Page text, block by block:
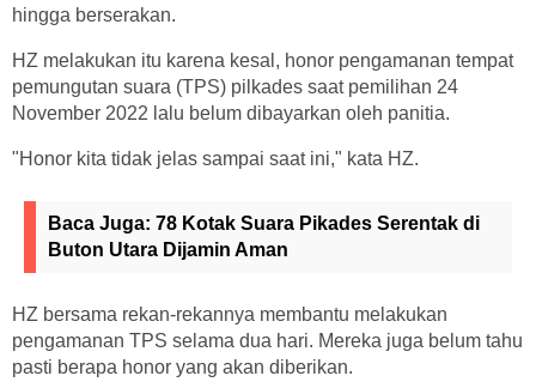
hingga berserakan.
HZ melakukan itu karena kesal, honor pengamanan tempat
pemungutan suara (TPS) pilkades saat pemilihan 24
November 2022 lalu belum dibayarkan oleh panitia.
"Honor kita tidak jelas sampai saat ini," kata HZ.
Baca Juga: 78 Kotak Suara Pikades Serentak di
Buton Utara Dijamin Aman
HZ bersama rekan-rekannya membantu melakukan
pengamanan TPS selama dua hari. Mereka juga belum tahu
pasti berapa honor yang akan diberikan.